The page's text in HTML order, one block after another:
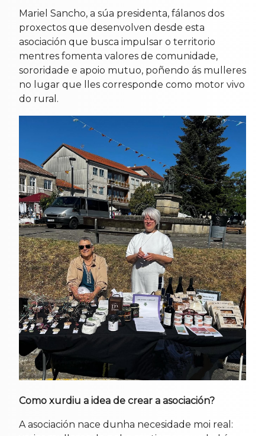
Mariel Sancho, a súa presidenta, fálanos dos
proxectos que desenvolven desde esta
asociación que busca impulsar o territorio
mentres fomenta valores de comunidade,
sororidade e apoio mutuo, poñendo ás mulleres
no lugar que lles corresponde como motor vivo
do rural.
Como xurdiu a idea de crear a asociación?
A asociación nace dunha necesidade moi real: